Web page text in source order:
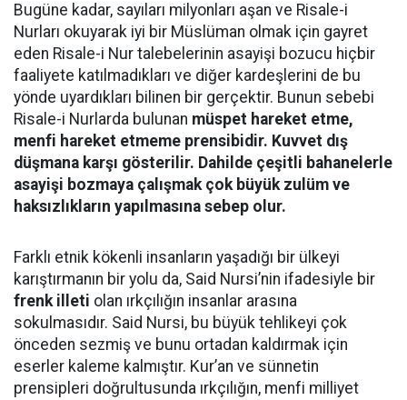
Bugüne kadar, sayıları milyonları aşan ve Risale-i
Nurları okuyarak iyi bir Müslüman olmak için gayret
eden Risale-i Nur talebelerinin asayişi bozucu hiçbir
faaliyete katılmadıkları ve diğer kardeşlerini de bu
yönde uyardıkları bilinen bir gerçektir. Bunun sebebi
Risale-i Nurlarda bulunan müspet hareket etme,
menfi hareket etmeme prensibidir. Kuvvet dış
düşmana karşı gösterilir. Dahilde çeşitli bahanelerle
asayişi bozmaya çalışmak çok büyük zulüm ve
haksızlıkların yapılmasına sebep olur.
Farklı etnik kökenli insanların yaşadığı bir ülkeyi
karıştırmanın bir yolu da, Said Nursi’nin ifadesiyle bir
frenk illeti olan ırkçılığın insanlar arasına
sokulmasıdır. Said Nursi, bu büyük tehlikeyi çok
önceden sezmiş ve bunu ortadan kaldırmak için
eserler kaleme kalmıştır. Kur’an ve sünnetin
prensipleri doğrultusunda ırkçılığın, menfi milliyet